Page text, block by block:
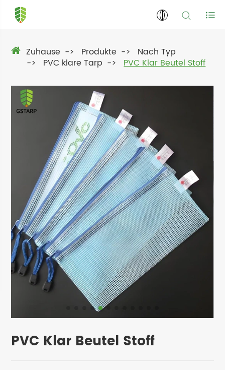
Zuhause Produkte
Nach Typ
PVC klare Tarp
PVC Klar Beutel Stoff
PVC Klar Beutel Stoff